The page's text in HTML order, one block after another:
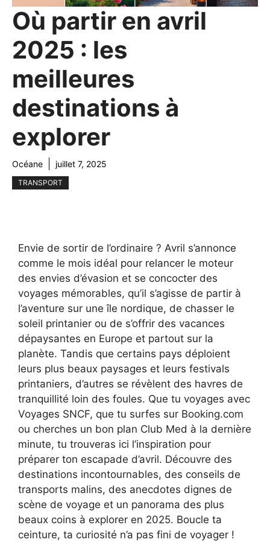
Où partir en avril
2025 : les
meilleures
destinations à
explorer
Océane juillet 7, 2025
TRANSPORT
Envie de sortir de l’ordinaire ? Avril s’annonce
comme le mois idéal pour relancer le moteur
des envies d’évasion et se concocter des
voyages mémorables, qu’il s’agisse de partir à
l’aventure sur une île nordique, de chasser le
soleil printanier ou de s’offrir des vacances
dépaysantes en Europe et partout sur la
planète. Tandis que certains pays déploient
leurs plus beaux paysages et leurs festivals
printaniers, d’autres se révèlent des havres de
tranquillité loin des foules. Que tu voyages avec
Voyages SNCF, que tu surfes sur Booking.com
ou cherches un bon plan Club Med à la dernière
minute, tu trouveras ici l’inspiration pour
préparer ton escapade d’avril. Découvre des
destinations incontournables, des conseils de
transports malins, des anecdotes dignes de
scène de voyage et un panorama des plus
beaux coins à explorer en 2025. Boucle ta
ceinture, ta curiosité n’a pas fini de voyager !